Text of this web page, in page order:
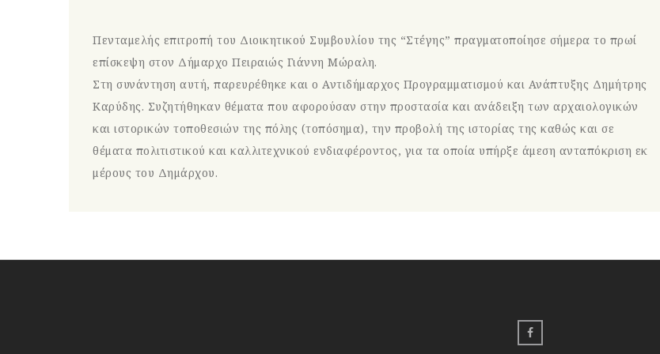
Πενταμελής επιτροπή του Διοικητικού Συμβουλίου της “Στέγης” πραγματοποίησε σήμερα το πρωί
επίσκεψη στον Δήμαρχο Πειραιώς Γιάννη Μώραλη.
Στη συνάντηση αυτή, παρευρέθηκε και ο Αντιδήμαρχος Προγραμματισμού και Ανάπτυξης Δημήτρης
Καρύδης. Συζητήθηκαν θέματα που αφορούσαν στην προστασία και ανάδειξη των αρχαιολογικών
και ιστορικών τοποθεσιών της πόλης (τοπόσημα), την προβολή της ιστορίας της καθώς και σε
θέματα πολιτιστικού και καλλιτεχνικού ενδιαφέροντος, για τα οποία υπήρξε άμεση ανταπόκριση εκ
μέρους του Δημάρχου.